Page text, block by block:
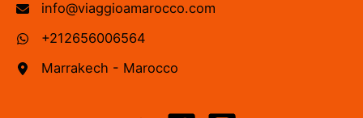
info@viaggioamarocco.com
+212656006564
Marrakech - Marocco